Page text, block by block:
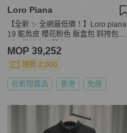
Loro Piana
【全新 ✨ 全網最低價！】Loro piana
19 鴕鳥皮 櫻花粉色 飯盒包 斜挎包
MOP 39,252
現折 2,000
近新閒置品 香港 免運